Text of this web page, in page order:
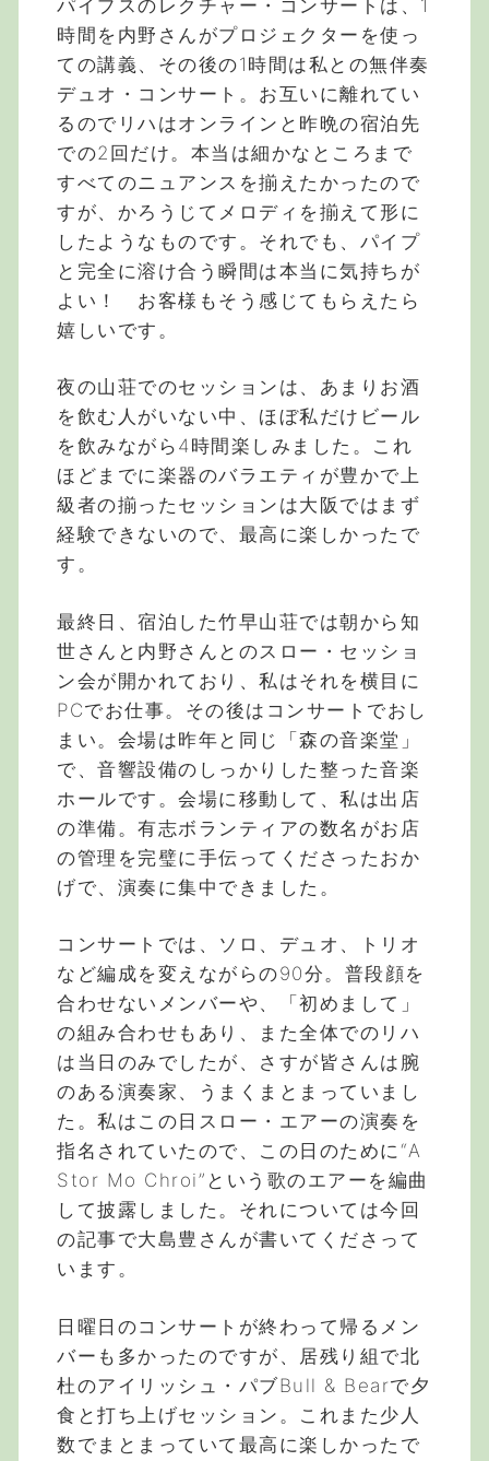
パイプスのレクチャー・コンサートは、1
時間を内野さんがプロジェクターを使っ
ての講義、その後の1時間は私との無伴奏
デュオ・コンサート。お互いに離れてい
るのでリハはオンラインと昨晩の宿泊先
での2回だけ。本当は細かなところまで
すべてのニュアンスを揃えたかったので
すが、かろうじてメロディを揃えて形に
したようなものです。それでも、パイプ
と完全に溶け合う瞬間は本当に気持ちが
よい！ お客様もそう感じてもらえたら
嬉しいです。
夜の山荘でのセッションは、あまりお酒
を飲む人がいない中、ほぼ私だけビール
を飲みながら4時間楽しみました。これ
ほどまでに楽器のバラエティが豊かで上
級者の揃ったセッションは大阪ではまず
経験できないので、最高に楽しかったで
す。
最終日、宿泊した竹早山荘では朝から知
世さんと内野さんとのスロー・セッショ
ン会が開かれており、私はそれを横目に
PCでお仕事。その後はコンサートでおし
まい。会場は昨年と同じ「森の音楽堂」
で、音響設備のしっかりした整った音楽
ホールです。会場に移動して、私は出店
の準備。有志ボランティアの数名がお店
の管理を完璧に手伝ってくださったおか
げで、演奏に集中できました。
コンサートでは、ソロ、デュオ、トリオ
など編成を変えながらの90分。普段顔を
合わせないメンバーや、「初めまして」
の組み合わせもあり、また全体でのリハ
は当日のみでしたが、さすが皆さんは腕
のある演奏家、うまくまとまっていまし
た。私はこの日スロー・エアーの演奏を
指名されていたので、この日のために“A
Stor Mo Chroi”という歌のエアーを編曲
して披露しました。それについては今回
の記事で大島豊さんが書いてくださって
います。
日曜日のコンサートが終わって帰るメン
バーも多かったのですが、居残り組で北
杜のアイリッシュ・パブBull & Bearで夕
食と打ち上げセッション。これまた少人
数でまとまっていて最高に楽しかったで